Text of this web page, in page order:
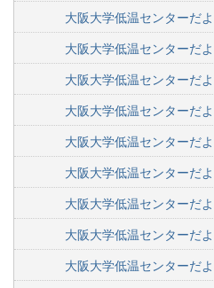
大阪大学低温センターだ
大阪大学低温センターだ
大阪大学低温センターだ
大阪大学低温センターだ
大阪大学低温センターだ
大阪大学低温センターだ
大阪大学低温センターだ
大阪大学低温センターだ
大阪大学低温センターだ